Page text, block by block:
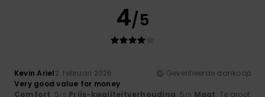
4/5
Kevin Ariel2. februari 2026
Geverifieerde aankoop
Very good value for money
Comfort: 5/5 Prijs-kwaliteitverhouding: 5/5 Maat: Te groot